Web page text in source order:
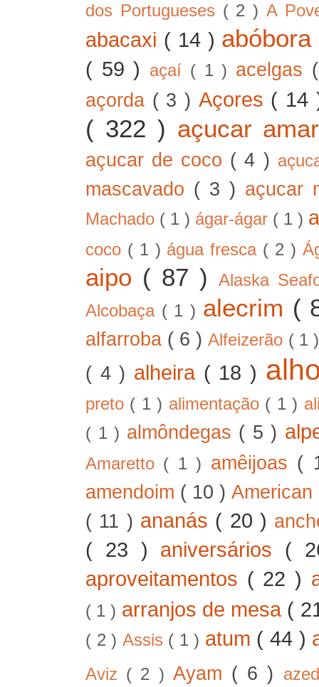
dos Portugueses ( 2 )A
abacaxi ( 14 )
( 59 ) açaí ( 1 ) acelgas
açorda ( 3 ) Açores (
( 322 ) açucar
açucar de coco ( 4 )
mascavado ( 3 ) açucar
Machado ( 1 ) ágar-ágar ( 1 )
coco ( 1 ) água fresca ( 2 )
aipo ( 87 )
Alaska
Alcobaça ( 1 ) alecrim (
alfarroba ( 6 )Alfeizerão ( 1
( 4 ) alheira ( 18 )
preto ( 1 ) alimentação ( 1 )
( 1 ) almôndegas ( 5 )
Amaretto ( 1 ) amêijoas (
amendoim ( 10 )
( 11 ) ananás ( 20 )
( 23 ) aniversários (
aproveitamentos ( 22 )
( 1 ) arranjos de mesa (
( 2 ) Assis ( 1 ) atum ( 44 )
Aviz ( 2 ) Ayam ( 6 )